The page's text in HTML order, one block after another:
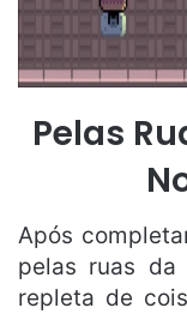
Pelas
Após
pelas ruas
repleta de